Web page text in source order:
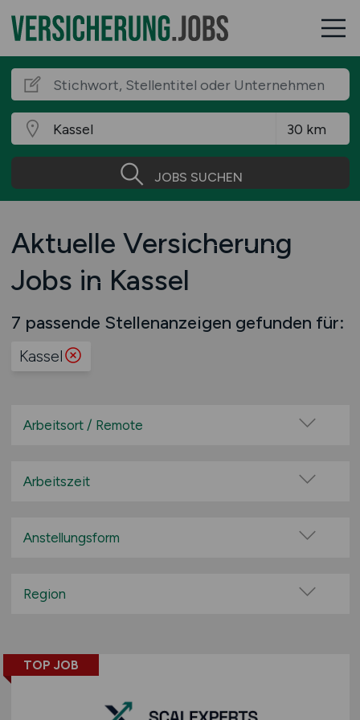
JOBS SUCHEN
Aktuelle Versicherung
Jobs in Kassel
7 passende Stellenanzeigen gefunden für:
Kassel
Arbeitsort / Remote
Home-Office möglich / Hybrid
Remote aus dem Ausland möglich
Arbeitszeit
Teilzeit
Anstellungsform
befristete Anstellung
Projektarbeit / Freelancer
geringfügige Beschäftigung / Minijob
Region
Berlin
TOP JOB